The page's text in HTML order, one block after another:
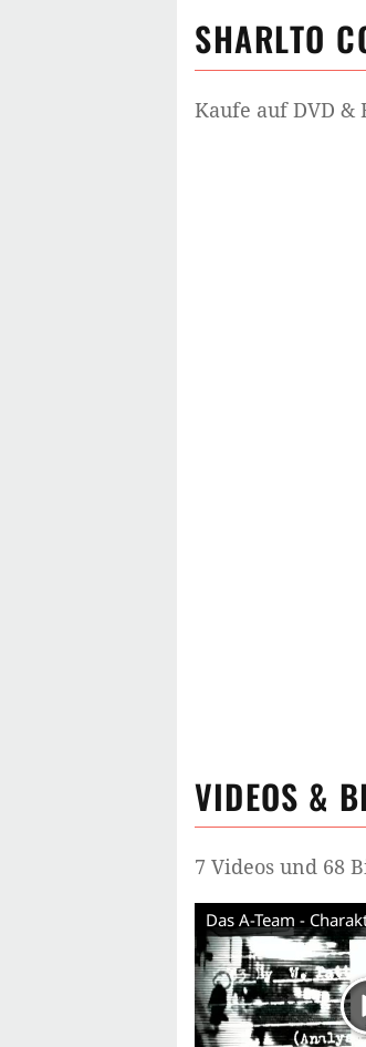
SHARLTO
Kaufe auf DVD &
VIDEOS &
7 Videos und 68